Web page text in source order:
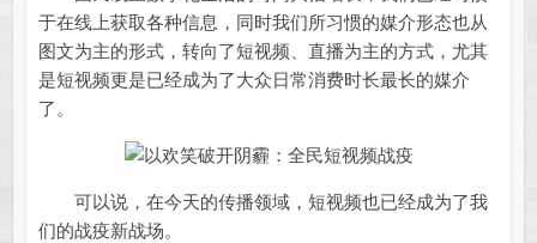
于在线上获取各种信息，同时我们所习惯的媒介形态也从
图文为主的形式，转向了短视频、直播为主的方式，尤其
是短视频更是已经成为了大众日常消费时长最长的媒介
了。
可以说，在今天的传播领域，短视频也已经成为了我
们的战疫新战场。